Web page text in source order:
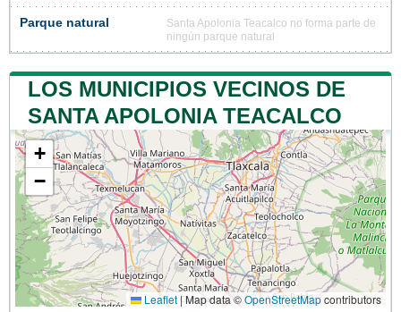
Parque natural
Santa Apolonia Teacalco no forma parte de
ningún parque natural
LOS MUNICIPIOS VECINOS DE
SANTA APOLONIA TEACALCO
+
−
Leaflet|Map data ©OpenStreetMapcontributors